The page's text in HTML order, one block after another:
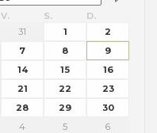
V. S.
D.
31 1
2
7 8
9
14 15
16
21 22
23
28 29
30
4 5 6